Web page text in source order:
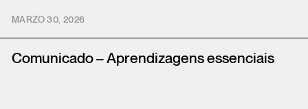
MARZO 30, 2026
Comunicado – Aprendizagens essenciais